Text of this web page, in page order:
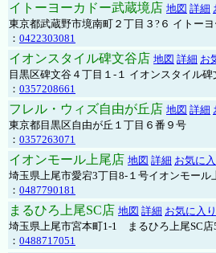
イトーヨーカドー武蔵境店 地図 詳細
東京都武蔵野市境南町２丁目３?６ イトー
： 0422303081
イオンスタイル碑文谷店 地図 詳細 お
目黒区碑文谷４丁目１-１ イオンスタイル碑
： 0357208661
フレル・ウィズ自由が丘店 地図 詳細
東京都目黒区自由が丘１丁目６番９号
： 0357263071
イオンモール上尾店 地図 詳細 お気に
埼玉県上尾市愛宕3丁目8-１号イオンモール
： 0487790181
まるひろ上尾SC店 地図 詳細 お気に入
埼玉県上尾市宮本町1-1 まるひろ上尾SC店
： 0488717051